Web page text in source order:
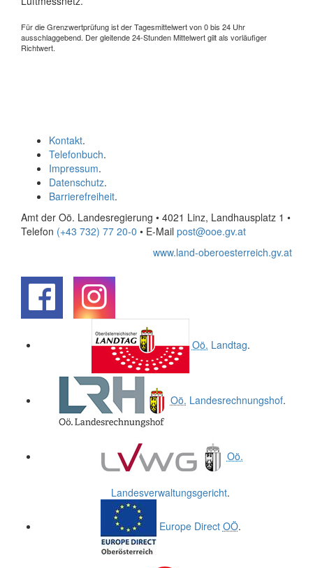
Für die Grenzwertprüfung ist der Tagesmittelwert von 0 bis 24 Uhr
ausschlaggebend. Der gleitende 24-Stunden Mittelwert gilt als vorläufiger
Richtwert.
Kontakt.
Telefonbuch.
Impressum.
Datenschutz.
Barrierefreiheit.
Amt der Oö. Landesregierung • 4021 Linz, Landhausplatz 1 •
Telefon (+43 732) 77 20-0 • E-Mail post@ooe.gv.at
www.land-oberoesterreich.gv.at
Oö. Landtag.
Oö. Landesrechnungshof.
Oö.
Landesverwaltungsgericht.
Europe Direct OÖ.